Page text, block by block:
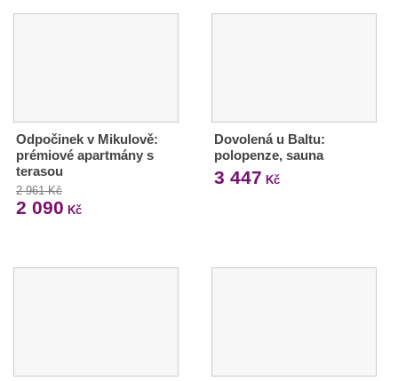
Odpočinek v Mikulově:
prémiové apartmány s
terasou
2 961 Kč
2 090 Kč
Dovolená u Baltu:
polopenze, sauna
3 447 Kč